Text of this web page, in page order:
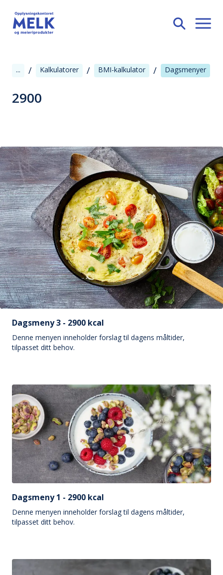
... / Kalkulatorer / BMI-kalkulator / Dagsmenyer
2900
Dagsmeny 3 - 2900 kcal
Denne menyen inneholder forslag til dagens måltider,
tilpasset ditt behov.
Dagsmeny 1 - 2900 kcal
Denne menyen inneholder forslag til dagens måltider,
tilpasset ditt behov.